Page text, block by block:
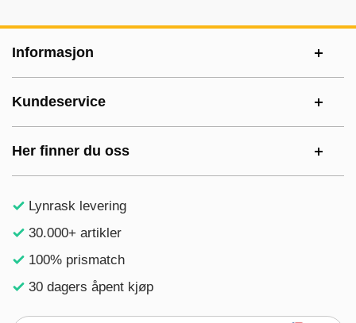
Informasjon
Kundeservice
Her finner du oss
Lynrask levering
30.000+ artikler
100% prismatch
30 dagers åpent kjøp